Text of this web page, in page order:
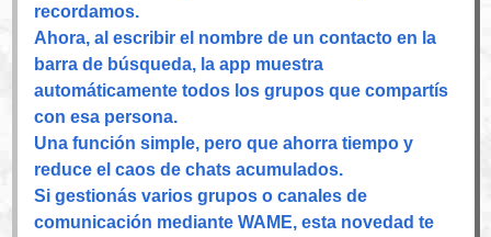
recordamos.
Ahora, al escribir el nombre de un contacto en la
barra de búsqueda, la app muestra
automáticamente todos los grupos que compartís
con esa persona.
Una función simple, pero que ahorra tiempo y
reduce el caos de chats acumulados.
Si gestionás varios grupos o canales de
comunicación mediante WAME, esta novedad te